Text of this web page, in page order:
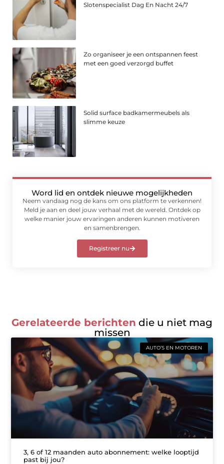
Slotenspecialist Dag En Nacht 24/7
Zo organiseer je een ontspannen feest
met een goed verzorgd buffet
Solid surface badkamermeubels als
slimme keuze
Word lid en ontdek nieuwe mogelijkheden
Neem vandaag nog de kans om ons platform te verkennen!
Meld je aan en deel jouw verhaal met de wereld. Ontdek op
welke manier jouw ervaringen anderen kunnen motiveren
en samenbrengen.
Registreer nu
Gerelateerde berichten die u niet mag
missen
AUTO’S EN MOTOREN
3, 6 of 12 maanden auto abonnement: welke looptijd
past bij jou?